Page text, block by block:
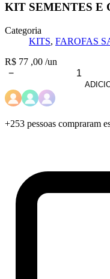
KIT SEMENTES E
Categoria
KITS, FAROFAS
R$ 77 ,00 /un
SEMENTES
E
quantidade
−
+253 pessoas compraram